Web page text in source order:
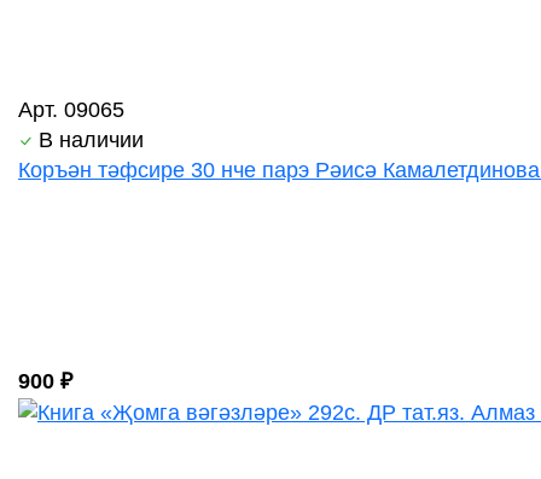
Арт. 09065
В наличии
Коръән тәфсире 30 нче парэ Рәисә
900 ₽